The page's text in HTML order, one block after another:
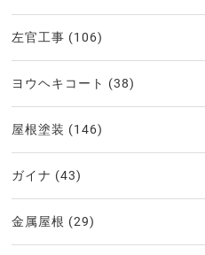
左官工事 (106)
ヨウヘキコート (38)
屋根塗装 (146)
ガイナ (43)
金属屋根 (29)